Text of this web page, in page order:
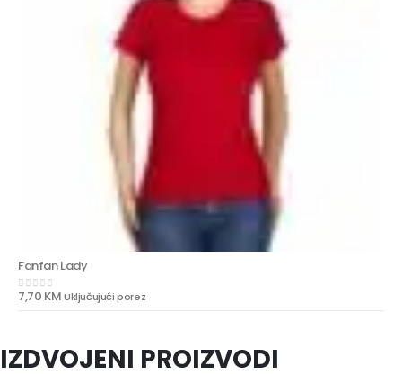
Fanfan Lady
0out of 5
7,70 KMUključujući porez
IZDVOJENI PROIZVODI